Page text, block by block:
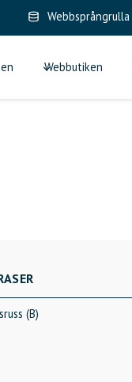
Webbsprångrulla
Webbutiken
(B)